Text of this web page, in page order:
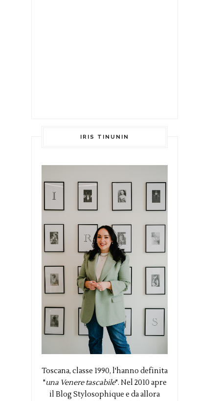
IRIS TINUNIN
Toscana, classe 1990, l'hanno definita
"una Venere tascabile". Nel 2010 apre
il Blog Stylosophique e da allora